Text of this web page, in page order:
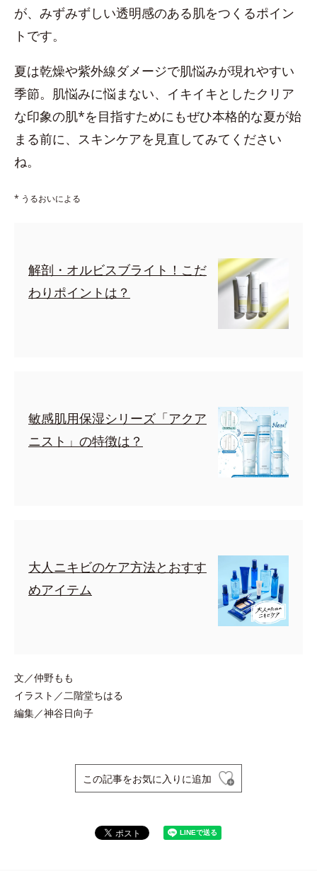
が、みずみずしい透明感のある肌をつくるポイン
トです。
夏は乾燥や紫外線ダメージで肌悩みが現れやすい
季節。肌悩みに悩まない、イキイキとしたクリア
な印象の肌*を目指すためにもぜひ本格的な夏が始
まる前に、スキンケアを見直してみてください
ね。
* うるおいによる
解剖・オルビスブライト！こだ
わりポイントは？
敏感肌用保湿シリーズ「アクア
ニスト」の特徴は？
大人ニキビのケア方法とおすす
めアイテム
文／仲野もも
イラスト／二階堂ちはる
編集／神谷日向子
この記事をお気に入りに追加